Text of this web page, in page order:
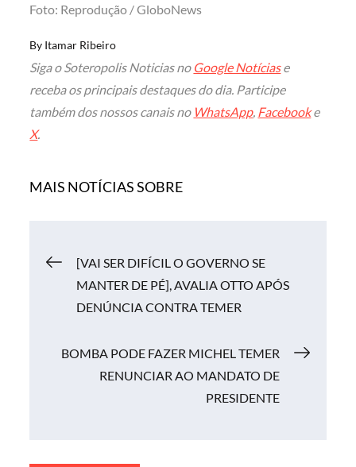
Foto: Reprodução / GloboNews
By Itamar Ribeiro
Siga o Soteropolis Noticias no Google Notíciase
receba os principais destaques do dia. Participe
também dos nossos canais no WhatsApp, Facebooke
X.
MAIS NOTÍCIAS SOBRE
Navegação
de
Post
[VAI SER DIFÍCIL O GOVERNO SE
MANTER DE PÉ], AVALIA OTTO APÓS
DENÚNCIA CONTRA TEMER
BOMBA PODE FAZER MICHEL TEMER
RENUNCIAR AO MANDATO DE
PRESIDENTE